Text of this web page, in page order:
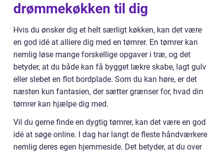
drømmekøkken til dig
Hvis du ønsker dig et helt særligt køkken, kan det være
en god idé at alliere dig med en tømrer. En tømrer kan
nemlig løse mange forskellige opgaver i træ, og det
betyder, at du både kan få bygget lækre skabe, lagt gulv
eller slebet en flot bordplade. Som du kan høre, er det
næsten kun fantasien, der sætter grænser for, hvad din
tømrer kan hjælpe dig med.
Vil du gerne finde en dygtig tømrer, kan det være en god
idé at søge online. I dag har langt de fleste håndværkere
nemlig deres egen hjemmeside. Det betyder, at du over